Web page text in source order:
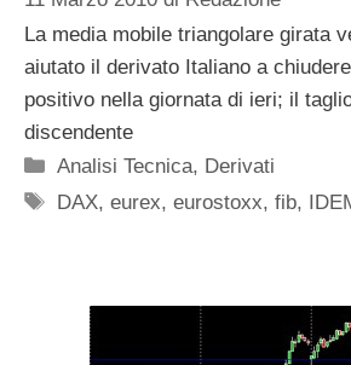
La media mobile triangolare girata
aiutato il derivato Italiano a
positivo nella giornata di ieri; il
discendente
Categorie
Analisi Tecnica, Derivati
Tag
DAX,eurex,eurostoxx,fib,